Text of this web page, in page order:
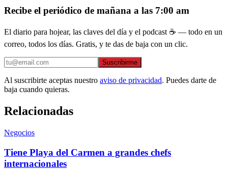
Recibe el periódico de mañana a las 7:00 am
El diario para hojear, las claves del día y el podcast ☕ — todo en un
correo, todos los días. Gratis, y te das de baja con un clic.
Suscribirme
Al suscribirte aceptas nuestro aviso de privacidad. Puedes darte de
baja cuando quieras.
Relacionadas
Negocios
Tiene Playa del Carmen a grandes chefs
internacionales